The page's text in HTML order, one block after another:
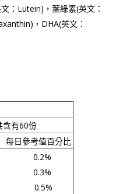
：Lutein)，葉綠素(英文：
，DHA(英文：
有60份
百分比
0.2%
0.3%
0.5%